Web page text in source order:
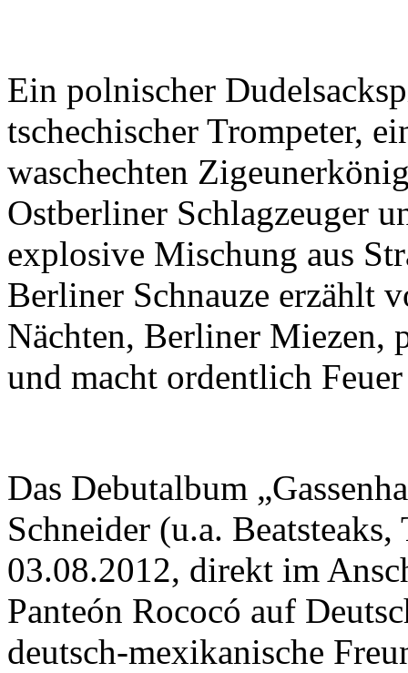
Ein polnischer
tschechischer Trompeter,
waschechten
Ostberliner Schlagzeuger
explosive Mischung aus
Berliner Schnauze erzählt
Nächten, Berliner Miezen,
und macht ordentlich
Das Debutalbum
Schneider (u.a.
03.08.2012, direkt im
Panteón Rococó auf
deutsch-mexikanische